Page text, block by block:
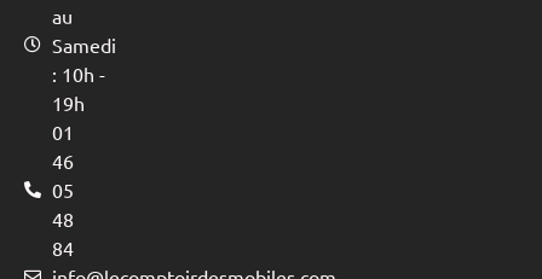
au
Samedi
: 10h -
19h
01
46
05
48
84